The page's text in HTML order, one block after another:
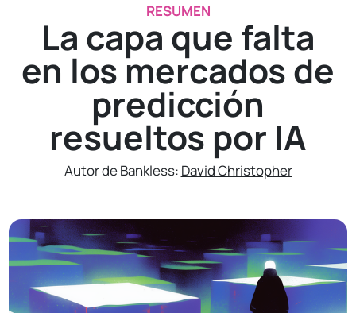
RESUMEN
La capa que falta
en los mercados de
predicción
resueltos por IA
Autor de Bankless: David Christopher